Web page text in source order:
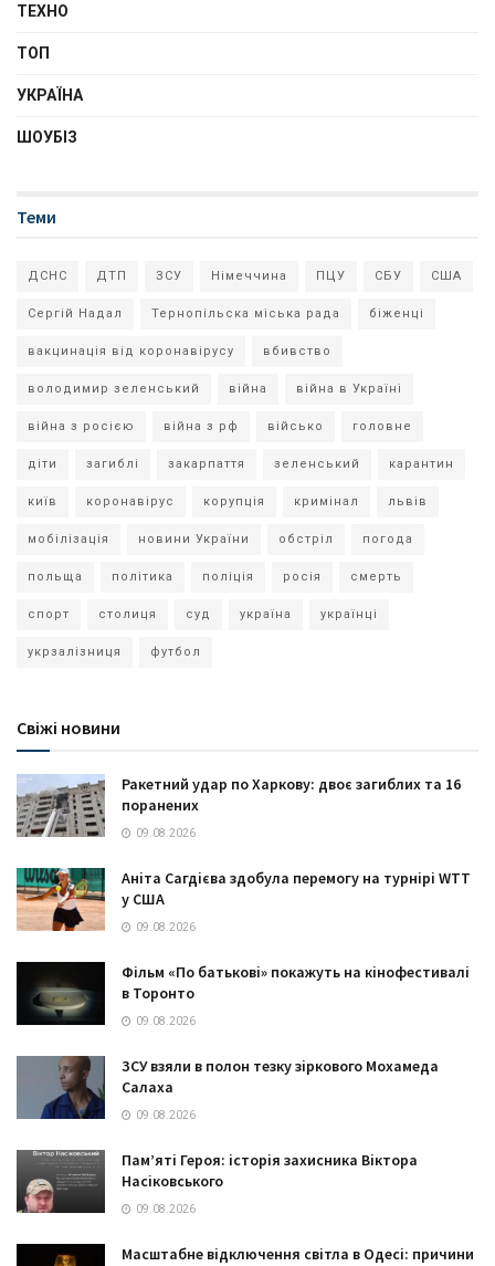
ТЕХНО
ТОП
УКРАЇНА
ШОУБІЗ
Теми
ДСНС ДТП ЗСУ Німеччина ПЦУ СБУ США
Сергій Надал Тернопільска міська рада біженці
вакцинація від коронавірусу вбивство
володимир зеленський війна війна в Україні
війна з росією війна з рф військо головне
діти загиблі закарпаття зеленський карантин
київ коронавірус корупція кримінал львів
мобілізація новини України обстріл погода
польща політика поліція росія смерть
спорт столиця суд україна українці
укрзалізниця футбол
Свіжі новини
Ракетний удар по Харкову: двоє загиблих та 16
поранених
09.08.2026
Аніта Сагдієва здобула перемогу на турнірі WTT
у США
09.08.2026
Фільм «По батькові» покажуть на кінофестивалі
в Торонто
09.08.2026
ЗСУ взяли в полон тезку зіркового Мохамеда
Салаха
09.08.2026
Пам’яті Героя: історія захисника Віктора
Насіковського
09.08.2026
Масштабне відключення світла в Одесі: причини